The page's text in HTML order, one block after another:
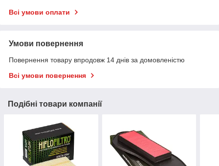
Всі умови оплати
Умови повернення
Повернення товару впродовж 14 днів за домовленістю
Всі умови повернення
Подібні товари компанії